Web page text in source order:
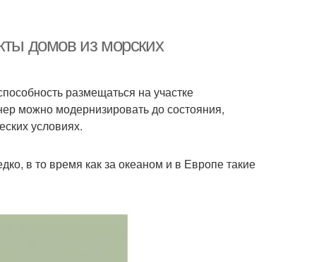
домов из морских
размещаться на участке
можно модернизировать до состояния,
условиях.
в то время как за океаном и в Европе такие